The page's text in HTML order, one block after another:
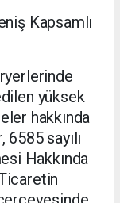
Kapsamlı
yüksek
hakkında
sayılı
Hakkında